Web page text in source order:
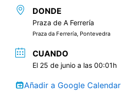
DONDE
Praza de A Ferrería
Praza da Ferrería, Pontevedra
CUANDO
El 25 de junio a las 00:01h
Añadir a Google Calendar